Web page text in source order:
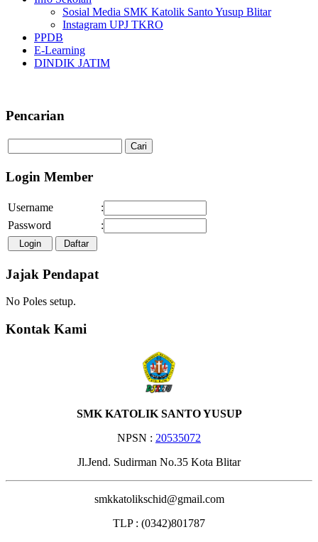
Sosial Media SMK Katolik Santo Yusup Blitar
Instagram UPJ TKRO
PPDB
E-Learning
DINDIK JATIM
Pencarian
Login Member
Username
:
Password
:
Jajak Pendapat
No Poles setup.
Kontak Kami
SMK KATOLIK SANTO YUSUP
NPSN : 20535072
Jl.Jend. Sudirman No.35 Kota Blitar
smkkatolikschid@gmail.com
TLP : (0342)801787